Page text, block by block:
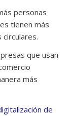
personas
tienen más
que usan
más
de